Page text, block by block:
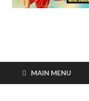
MAIN MENU